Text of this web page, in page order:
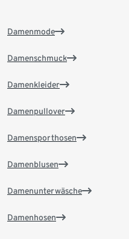
Damenmode
Damenschmuck
Damenkleider
Damenpullover
Damensporthosen
Damenblusen
Damenunterwäsche
Damenhosen